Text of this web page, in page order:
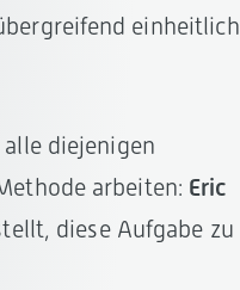
einheitlich
diejenigen
arbeiten: Eric
diese Aufgabe zu